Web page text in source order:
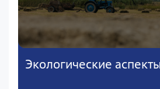
Экологические